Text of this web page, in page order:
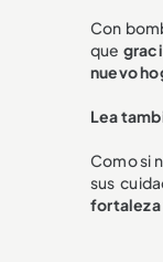
Con
que
nuevo
Lea
Como si
sus
fortaleza